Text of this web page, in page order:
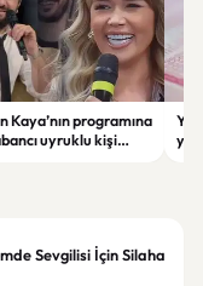
Kaya’nın programına
uyruklu kişi
Sevgilisi İçin Silaha